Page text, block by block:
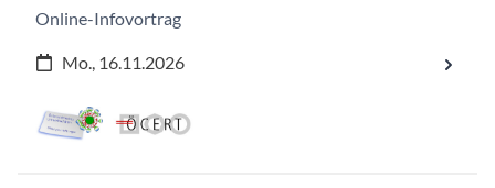
Online-Infovortrag
Mo., 16.11.2026